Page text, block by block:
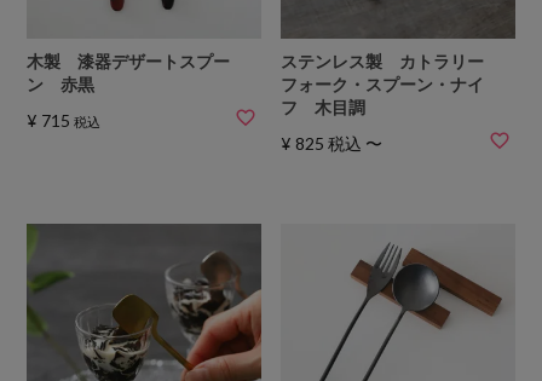
木製 漆器デザートスプー
ン 赤黒
¥ 715 税込
ステンレス製 カトラリー
フォーク・スプーン・ナイ
フ 木目調
¥ 825 税込 〜